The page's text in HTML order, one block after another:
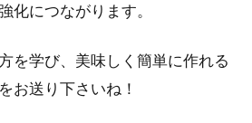
化につながります。
を学び、美味しく簡単に作れる
お送り下さいね！